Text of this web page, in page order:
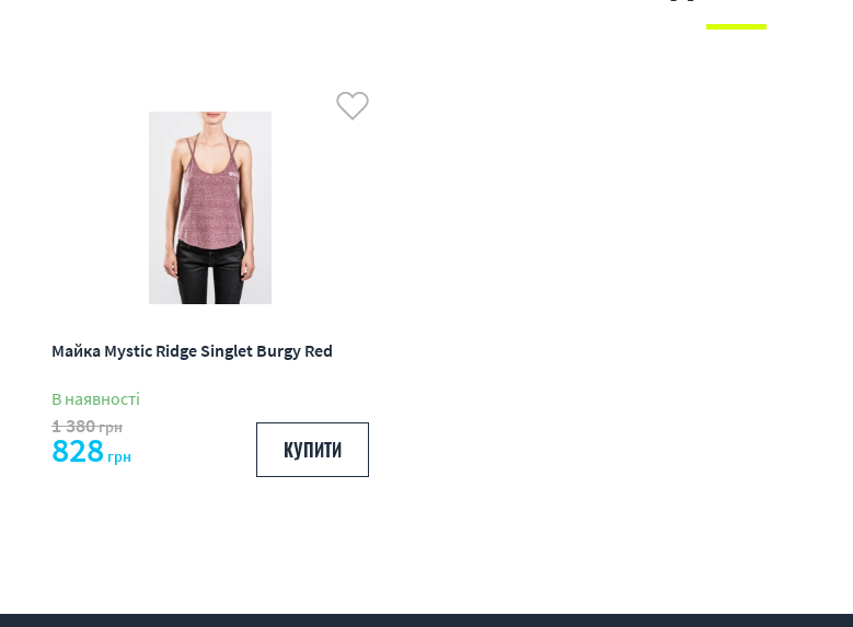
Майка Mystic Ridge Singlet Burgy Red
В наявності
1 380грн
828 грн КУПИТИ